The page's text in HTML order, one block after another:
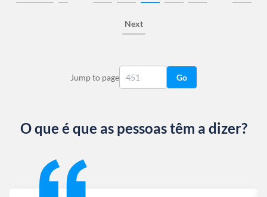
Next
Jump to page Go
O que é que as pessoas têm a dizer?